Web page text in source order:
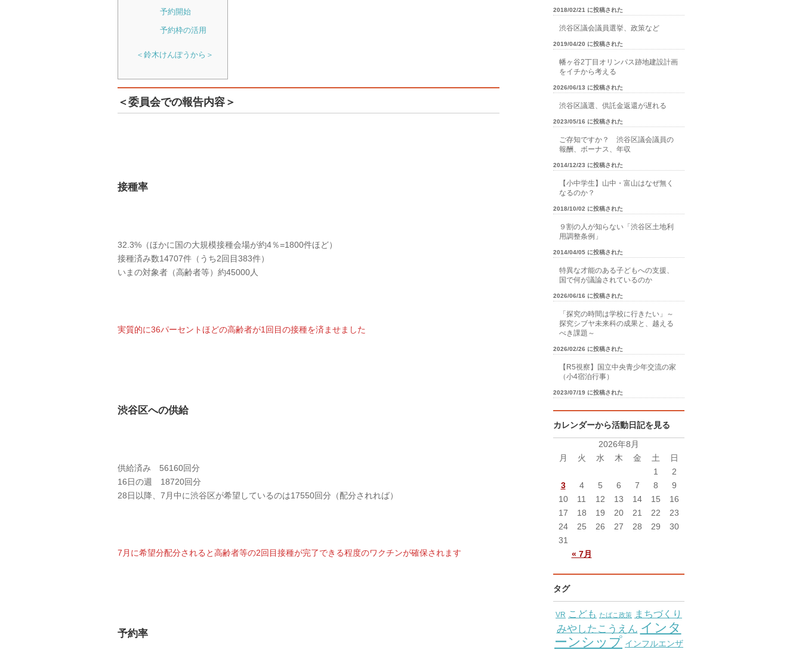
予約開始
予約枠の活用
＜鈴木けんぽうから＞
＜委員会での報告内容＞
接種率
32.3%（ほかに国の大規模接種会場が約4％=1800件ほど）
接種済み数14707件（うち2回目383件）
いまの対象者（高齢者等）約45000人
実質的に36パーセントほどの高齢者が1回目の接種を済ませました
渋谷区への供給
供給済み 56160回分
16日の週 18720回分
28日以降、7月中に渋谷区が希望しているのは17550回分（配分されれば）
7月に希望分配分されると高齢者等の2回目接種が完了できる程度のワクチンが確保されます
予約率
2018/02/21 に投稿された
渋谷区議会議員選挙、政策など
2019/04/20 に投稿された
幡ヶ谷2丁目オリンパス跡地建設計画
をイチから考える
2026/06/13 に投稿された
渋谷区議選、供託金返還が遅れる
2023/05/16 に投稿された
ご存知ですか？ 渋谷区議会議員の
報酬、ボーナス、年収
2014/12/23 に投稿された
【小中学生】山中・富山はなぜ無く
なるのか？
2018/10/02 に投稿された
９割の人が知らない「渋谷区土地利
用調整条例」
2014/04/05 に投稿された
特異な才能のある子どもへの支援、
国で何が議論されているのか
2026/06/16 に投稿された
「探究の時間は学校に行きたい」～
探究シブヤ未来科の成果と、越える
べき課題～
2026/02/26 に投稿された
【R5視察】国立中央青少年交流の家
（小4宿泊行事）
2023/07/19 に投稿された
カレンダーから活動日記を見る
2026年8月
月
火 水 木 金 土 日
« 7月
1
2
3
4 5 6 7 8
9
10
11 12 13 14 15
16
17
18 19 20 21 22
23
24
25 26 27 28 29
30
31
タグ
VR こども たばこ政策 まちづくり
みやしたこうえん インタ
ーンシップ インフルエンザ